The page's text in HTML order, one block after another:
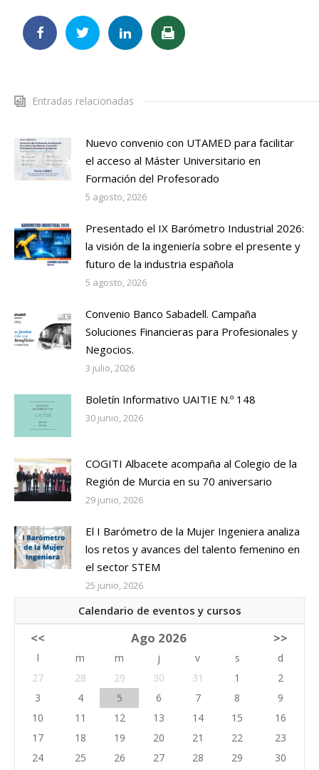
Entradas relacionadas
Nuevo convenio con UTAMED para facilitar
el acceso al Máster Universitario en
Formación del Profesorado
5 agosto, 2026
Presentado el IX Barómetro Industrial 2026:
la visión de la ingeniería sobre el presente y
futuro de la industria española
5 agosto, 2026
Convenio Banco Sabadell. Campaña
Soluciones Financieras para Profesionales y
Negocios.
3 julio, 2026
Boletín Informativo UAITIE N.º 148
30 junio, 2026
COGITI Albacete acompaña al Colegio de la
Región de Murcia en su 70 aniversario
29 junio, 2026
El I Barómetro de la Mujer Ingeniera analiza
los retos y avances del talento femenino en
el sector STEM
25 junio, 2026
Calendario de eventos y cursos
<< Ago 2026 >>
l m m j v s
d
27
28 29 30 31 1
2
3
4 5 6 7 8
9
10
11 12 13 14 15
16
17
18 19 20 21 22
23
24
25 26 27 28 29
30